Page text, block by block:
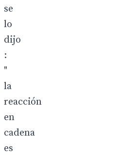
se
lo
dijo
:
"
la
reacción
en
cadena
es